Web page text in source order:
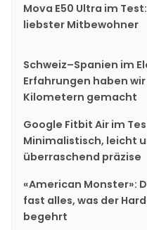
Mova E50 Ultra im
liebster Mitbewohner
Schweiz–Spanien im
Erfahrungen haben
Kilometern gemacht
Google Fitbit Air im
Minimalistisch, leicht
überraschend präzise
«American Monster»:
fast alles, was der
begehrt